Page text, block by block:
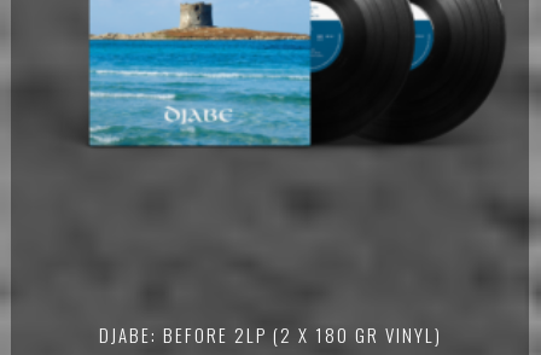
DJABE: BEFORE 2LP (2 X 180 GR VINYL)